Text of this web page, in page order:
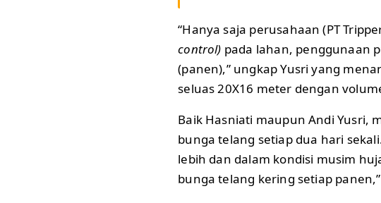
“Hanya saja perusahaan (PT
control) pada lahan, penggunaan
(panen),” ungkap Yusri yang
seluas 20X16 meter dengan
Baik Hasniati maupun Andi Yusri,
bunga telang setiap dua hari
lebih dan dalam kondisi musim
bunga telang kering setiap